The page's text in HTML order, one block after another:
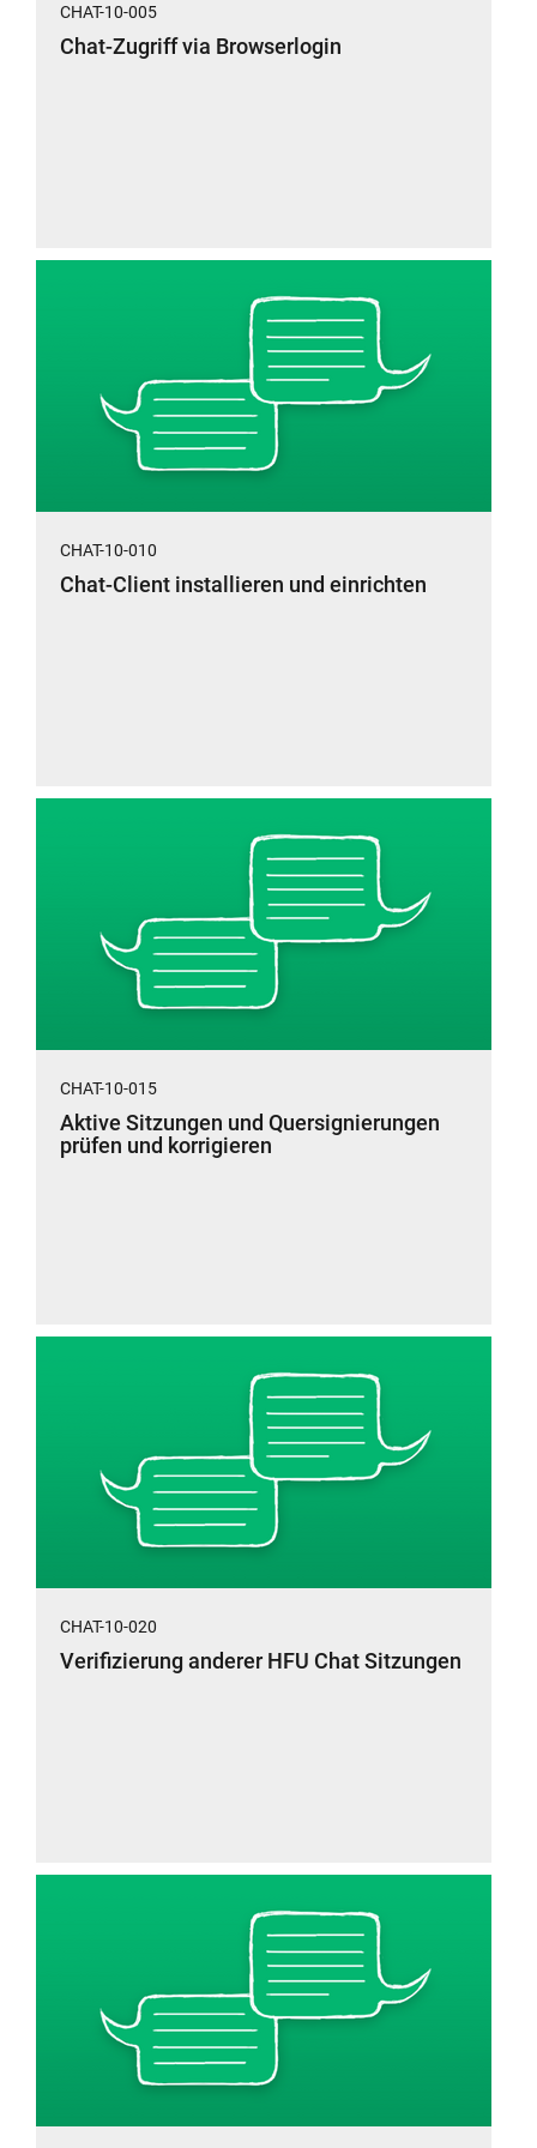
CHAT-10-005
Chat-Zugriff via Browserlogin
CHAT-10-010
Chat-Client installieren und einrichten
CHAT-10-015
Aktive Sitzungen und Quersignierungen
prüfen und korrigieren
CHAT-10-020
Verifizierung anderer HFU Chat Sitzungen